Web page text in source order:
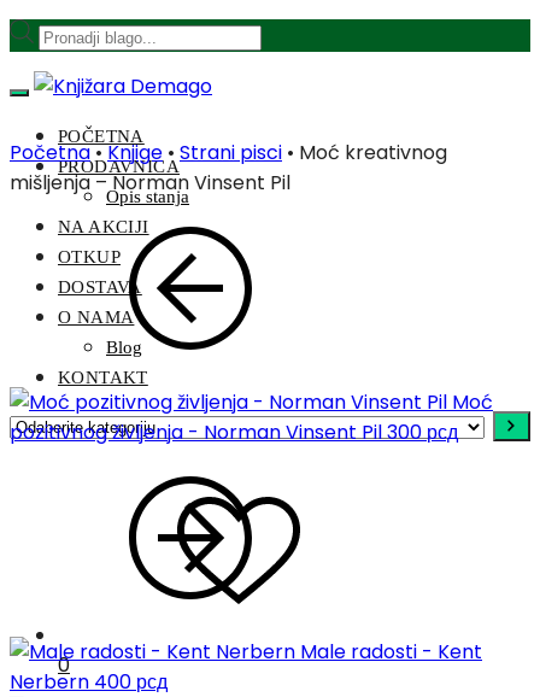
POČETNA
PRODAVNICA
Opis stanja
NA AKCIJI
OTKUP
DOSTAVA
O NAMA
Blog
KONTAKT
0
Početna•Knjige • Strani pisci • Moć kreativnog
mišljenja – Norman Vinsent Pil
Moć
pozitivnog življenja - Norman Vinsent Pil300рсд
Male radosti - Kent
Nerbern 400 рсд